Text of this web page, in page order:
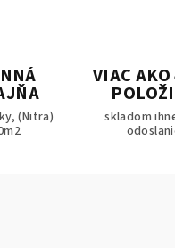
(Nitra)
VIAC
skladom